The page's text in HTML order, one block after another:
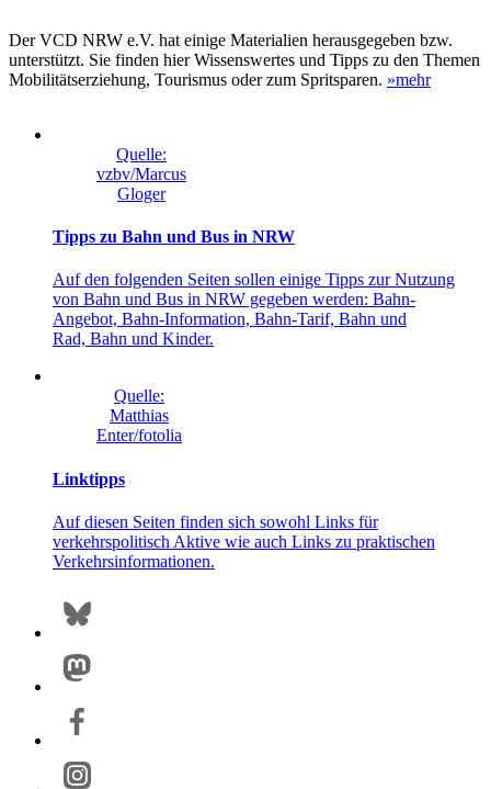
Der VCD NRW e.V. hat einige Materialien herausgegeben bzw.
unterstützt. Sie finden hier Wissenswertes und Tipps zu den Themen
Mobilitätserziehung, Tourismus oder zum Spritsparen. »mehr
Quelle:
vzbv/Marcus
Gloger
Tipps zu Bahn und Bus in NRW
Auf den folgenden Seiten sollen einige Tipps zur Nutzung
von Bahn und Bus in NRW gegeben werden: Bahn-
Angebot, Bahn-Information, Bahn-Tarif, Bahn und
Rad, Bahn und Kinder.
Quelle:
Matthias
Enter/fotolia
Linktipps
Auf diesen Seiten finden sich sowohl Links für
verkehrspolitisch Aktive wie auch Links zu praktischen
Verkehrsinformationen.